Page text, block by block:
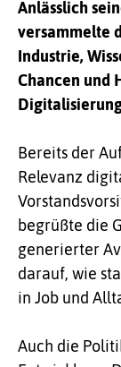
Anlässlich
versammelte
Industrie,
Chancen und
Bereits der
Relevanz
begrüßte die
generierter
darauf, wie
in Job und
Auch die